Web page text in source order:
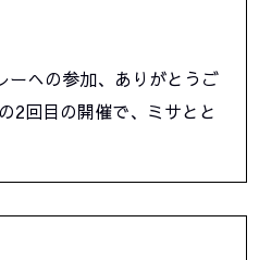
への参加、ありがとうご
2回目の開催で、ミサとと